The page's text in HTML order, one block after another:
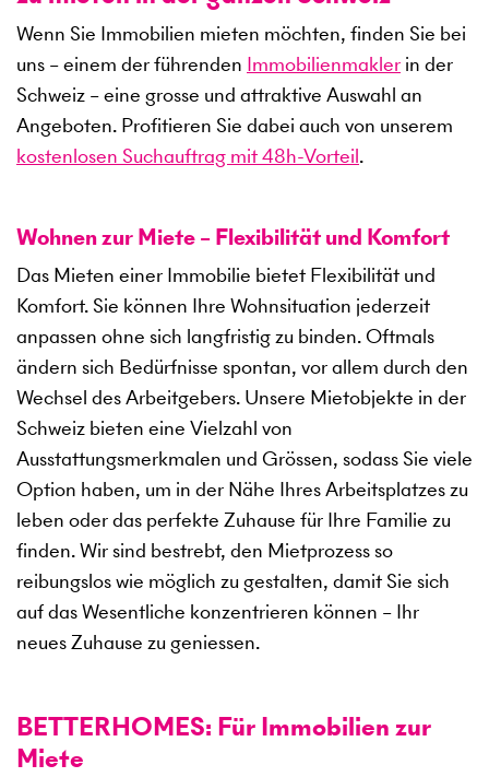
Wenn Sie Immobilien mieten möchten, finden Sie bei
uns – einem der führenden Immobilienmakler in der
Schweiz – eine grosse und attraktive Auswahl an
Angeboten. Profitieren Sie dabei auch von unserem
kostenlosen Suchauftrag mit 48h-Vorteil.
Wohnen zur Miete – Flexibilität und Komfort
Das Mieten einer Immobilie bietet Flexibilität und
Komfort. Sie können Ihre Wohnsituation jederzeit
anpassen ohne sich langfristig zu binden. Oftmals
ändern sich Bedürfnisse spontan, vor allem durch den
Wechsel des Arbeitgebers. Unsere Mietobjekte in der
Schweiz bieten eine Vielzahl von
Ausstattungsmerkmalen und Grössen, sodass Sie viele
Option haben, um in der Nähe Ihres Arbeitsplatzes zu
leben oder das perfekte Zuhause für Ihre Familie zu
finden. Wir sind bestrebt, den Mietprozess so
reibungslos wie möglich zu gestalten, damit Sie sich
auf das Wesentliche konzentrieren können – Ihr
neues Zuhause zu geniessen.
BETTERHOMES: Für Immobilien zur
Miete